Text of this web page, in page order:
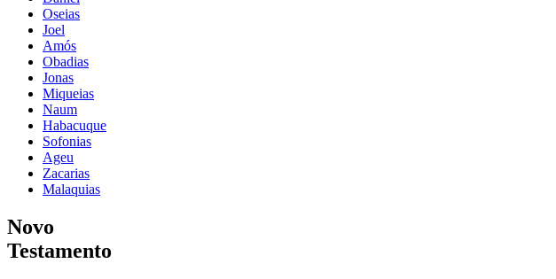
Oseias
Joel
Amós
Obadias
Jonas
Miqueias
Naum
Habacuque
Sofonias
Ageu
Zacarias
Malaquias
Novo
Testamento